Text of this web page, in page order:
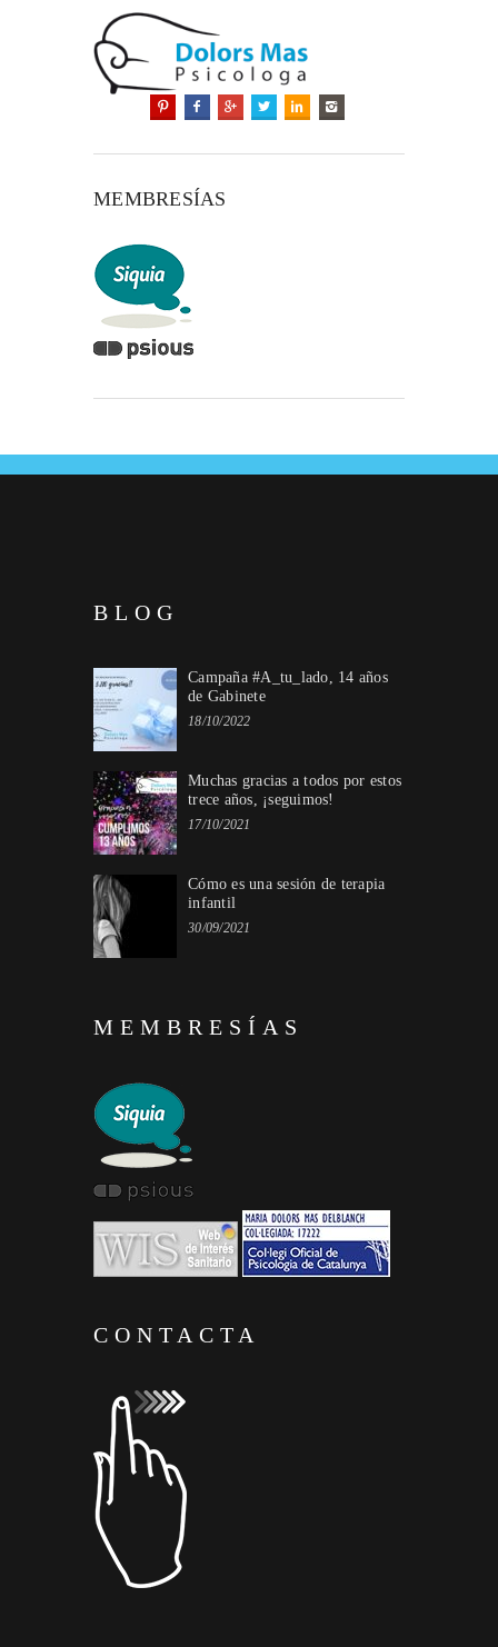
MEMBRESÍAS
BLOG
Campaña #A_tu_lado, 14 años
de Gabinete
18/10/2022
Muchas gracias a todos por estos
trece años, ¡seguimos!
17/10/2021
Cómo es una sesión de terapia
infantil
30/09/2021
MEMBRESÍAS
CONTACTA